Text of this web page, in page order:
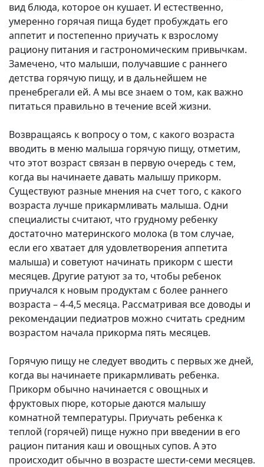
вид блюда, которое он кушает. И естественно,
умеренно горячая пища будет пробуждать его
аппетит и постепенно приучать к взрослому
рациону питания и гастрономическим привычкам.
Замечено, что малыши, получавшие с раннего
детства горячую пищу, и в дальнейшем не
пренебрегали ей. А мы все знаем о том, как важно
питаться правильно в течение всей жизни.
Возвращаясь к вопросу о том, с какого возраста
вводить в меню малыша горячую пищу, отметим,
что этот возраст связан в первую очередь с тем,
когда вы начинаете давать малышу прикорм.
Существуют разные мнения на счет того, с какого
возраста лучше прикармливать малыша. Одни
специалисты считают, что грудному ребенку
достаточно материнского молока (в том случае,
если его хватает для удовлетворения аппетита
малыша) и советуют начинать прикорм с шести
месяцев. Другие ратуют за то, чтобы ребенок
приучался к новым продуктам с более раннего
возраста – 4-4,5 месяца. Рассматривая все доводы и
рекомендации педиатров можно считать средним
возрастом начала прикорма пять месяцев.
Горячую пищу не следует вводить с первых же дней,
когда вы начинаете прикармливать ребенка.
Прикорм обычно начинается с овощных и
фруктовых пюре, которые даются малышу
комнатной температуры. Приучать ребенка к
теплой (горячей) пище нужно при введении в его
рацион питания каш и овощных супов. А это
происходит обычно в возрасте шести-семи месяцев.